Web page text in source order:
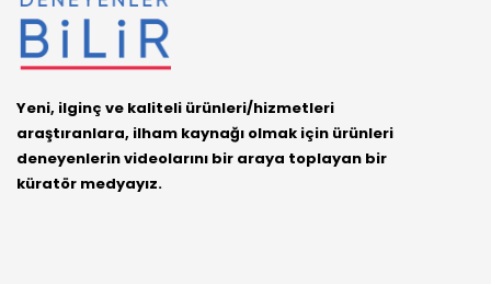
Yeni, ilginç ve kaliteli ürünleri/hizmetleri
araştıranlara, ilham kaynağı olmak için ürünleri
deneyenlerin videolarını bir araya toplayan bir
küratör medyayız.